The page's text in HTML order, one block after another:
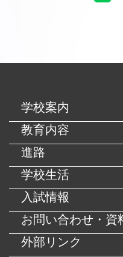
学校案内
教育内容
進路
学校生活
入試情報
お問い合わせ・資
外部リンク